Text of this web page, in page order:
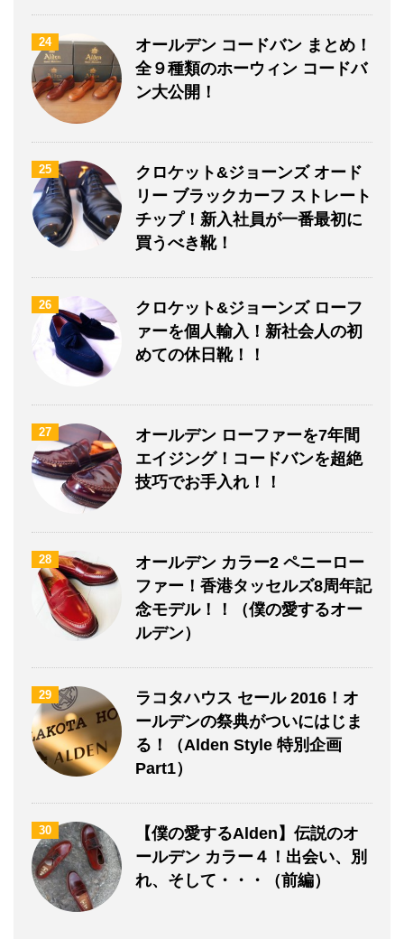
24
オールデン コードバン まとめ！
全９種類のホーウィン コードバ
ン大公開！
25
クロケット&ジョーンズ オード
リー ブラックカーフ ストレート
チップ！新入社員が一番最初に
買うべき靴！
26
クロケット&ジョーンズ ローフ
ァーを個人輸入！新社会人の初
めての休日靴！！
27
オールデン ローファーを7年間
エイジング！コードバンを超絶
技巧でお手入れ！！
28
オールデン カラー2 ペニーロー
ファー！香港タッセルズ8周年記
念モデル！！（僕の愛するオー
ルデン）
29
ラコタハウス セール 2016！オ
ールデンの祭典がついにはじま
る！（Alden Style 特別企画
Part1）
30
【僕の愛するAlden】伝説のオ
ールデン カラー４！出会い、別
れ、そして・・・（前編）